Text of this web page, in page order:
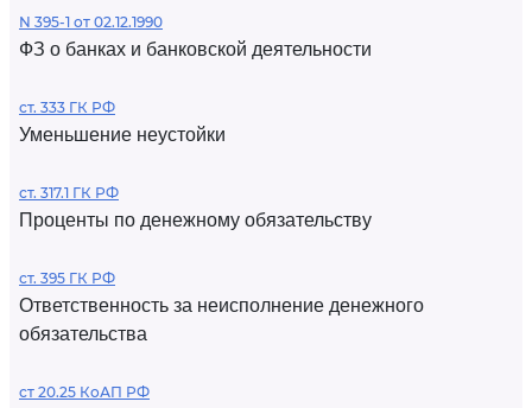
N 395-1 от 02.12.1990
ФЗ о банках и банковской деятельности
ст. 333 ГК РФ
Уменьшение неустойки
ст. 317.1 ГК РФ
Проценты по денежному обязательству
ст. 395 ГК РФ
Ответственность за неисполнение денежного
обязательства
ст 20.25 КоАП РФ